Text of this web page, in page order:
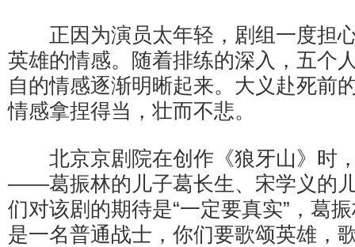
正因为演员太年轻，剧组一度担
英雄的情感。随着排练的深入，五个
自的情感逐渐明晰起来。大义赴死前
情感拿捏得当，壮而不悲。
北京京剧院在创作《狼牙山》时
——葛振林的儿子葛长生、宋学义的
们对该剧的期待是“一定要真实”，葛
是一名普通战士，你们要歌颂英雄，